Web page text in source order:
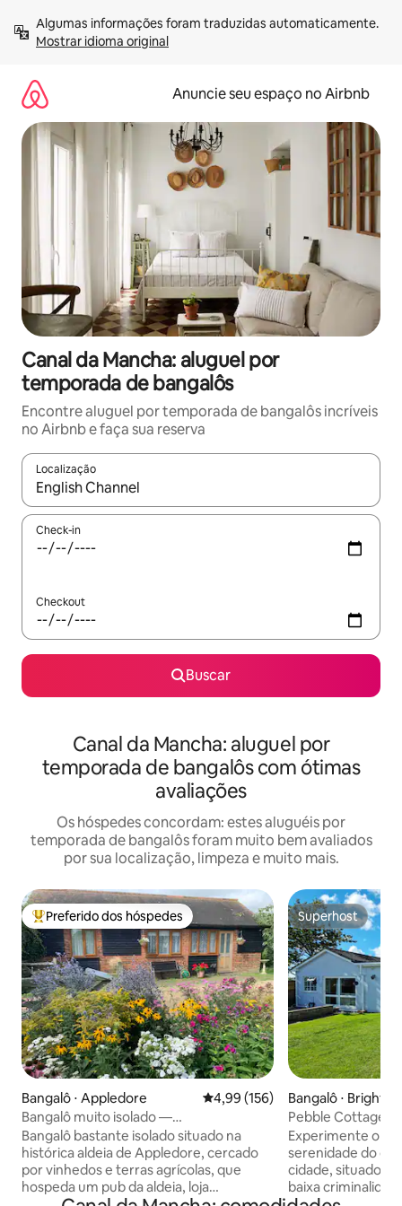
para
Mostrar idioma original
Anuncie seu espaço no Airbnb
Canal da Mancha: aluguel por
temporada de bangalôs
Encontre aluguel por temporada de bangalôs incríveis
no Airbnb e faça sua reserva
Localização
Quando os resultados estiverem disponíveis, explore-os
Check-in
Checkout
Buscar
Canal da Mancha: aluguel por
temporada de bangalôs com ótimas
avaliações
Os hóspedes concordam: estes aluguéis por
temporada de bangalôs foram muito bem avaliados
por sua localização, limpeza e muito mais.
Entre os melhores preferidos dos hóspedes
Preferido dos hóspedes
Bangalô ⋅ Appledore 4,99 de uma avaliação média de
4,99 (156)
Bangalô muito isolado —
Rural/Vinhedos/Costa
Bangalô bastante isolado situado na
histórica aldeia de Appledore, cercado
por vinhedos e terras agrícolas, que
hospeda um pub da aldeia, loja
Superhost
Superhost
Bangalô ⋅
Pebble Cottage-
Brighton 2 🅿️ lotes
Experimente o
serenidade do
cidade, situado
baixa